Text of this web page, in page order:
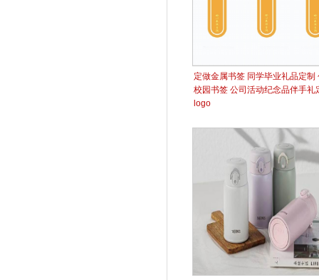
定做金属书签 同学毕业礼品定制
校园书签 公司活动纪念品伴手礼
logo